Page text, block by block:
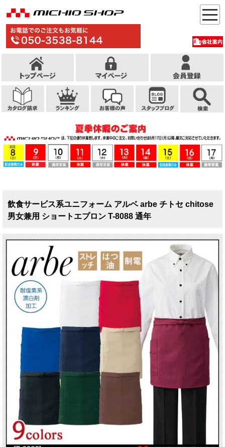
飲食サービス系ユニフォーム アルベ arbe チトセ chitose
男女兼用 ショートエプロン T-8088 通年